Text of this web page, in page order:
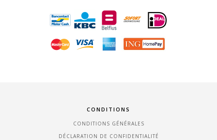
CONDITIONS
CONDITIONS GÉNÉRALES
DÉCLARATION DE CONFIDENTIALITÉ